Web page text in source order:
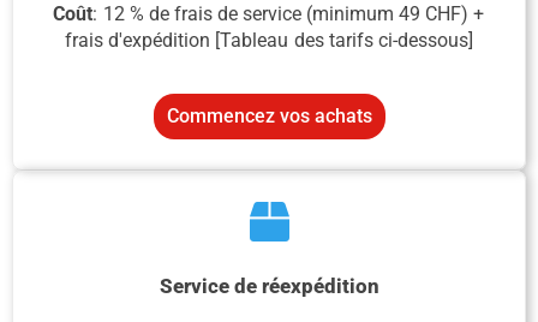
Coût: 12 % de frais de service (minimum 49 CHF) +
frais d'expédition [Tableau des tarifs ci-dessous]
Commencez vos achats
Service de réexpédition